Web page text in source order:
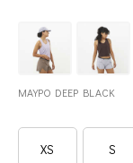
ΜΑΥΡΟ DEEP BLACK
XS S